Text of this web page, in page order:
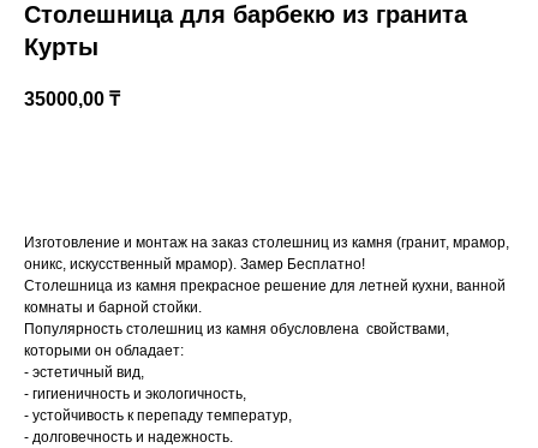
Казахстан, Алматы, ул Султана Бейбарыса,
32
Столешница для барбекю из гранита
Курты
35000,00 ₸
Изготовление и монтаж на заказ столешниц из камня (гранит, мрамор,
оникс, искусственный мрамор). Замер Бесплатно!
Столешница из камня прекрасное решение для летней кухни, ванной
комнаты и барной стойки.
Популярность столешниц из камня обусловлена свойствами,
которыми он обладает:
- эстетичный вид,
- гигиеничность и экологичность,
- устойчивость к перепаду температур,
- долговечность и надежность.